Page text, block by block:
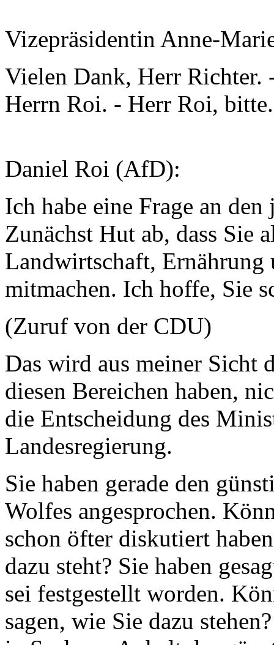
Vizepräsidentin Anne-
Vielen Dank, Herr
Herrn Roi. - Herr Roi, bitte.
Daniel Roi (AfD):
Ich habe eine Frage an
Zunächst Hut ab, dass Sie
Landwirtschaft, Ernährung
mitmachen. Ich hoffe, Sie
(Zuruf von der CDU)
Das wird aus meiner Sicht
diesen Bereichen haben,
die Entscheidung des
Landesregierung.
Sie haben gerade den
Wolfes angesprochen.
schon öfter diskutiert
dazu steht? Sie haben
sei festgestellt worden.
sagen, wie Sie dazu